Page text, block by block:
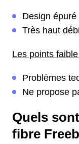
Design
Très haut
Les points
Problèmes
Ne propose
Quels
fibre